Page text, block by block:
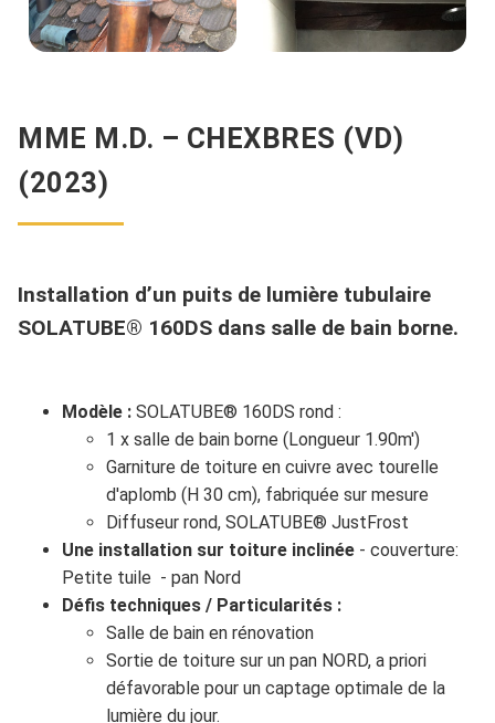
MME M.D. – CHEXBRES (VD)
(2023)
Installation d’un puits de lumière tubulaire
SOLATUBE® 160DS dans salle de bain borne.
Modèle : SOLATUBE® 160DS rond :
1 x salle de bain borne (Longueur 1.90m')
Garniture de toiture en cuivre avec tourelle
d'aplomb (H 30 cm), fabriquée sur mesure
Diffuseur rond, SOLATUBE® JustFrost
Une installation sur toiture inclinée - couverture:
Petite tuile - pan Nord
Défis techniques / Particularités :
Salle de bain en rénovation
Sortie de toiture sur un pan NORD, a priori
défavorable pour un captage optimale de la
lumière du jour.